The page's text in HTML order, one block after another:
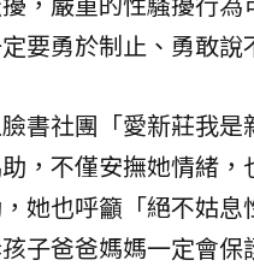
要勇於制止、勇敢說
書社團「愛新莊我
，不僅安撫她情緒
她也呼籲「絕不姑息
子爸爸媽媽一定會保